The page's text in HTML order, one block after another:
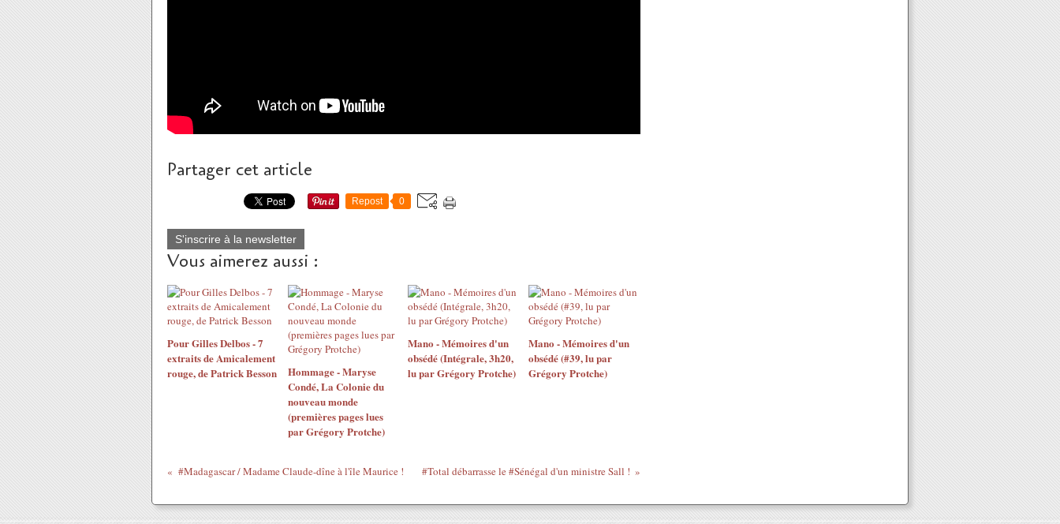
Partager cet article
Repost 0
S'inscrire à la newsletter
Vous aimerez aussi :
Pour Gilles Delbos - 7
extraits de Amicalement
rouge, de Patrick Besson
Hommage - Maryse
Condé, La Colonie du
nouveau monde
(premières pages lues
par Grégory Protche)
Mano - Mémoires d'un
obsédé (Intégrale, 3h20,
lu par Grégory Protche)
Mano - Mémoires d'un
obsédé (#39, lu par
Grégory Protche)
#Madagascar / Madame Claude-dîne à l'île Maurice ! #Total débarrasse le #Sénégal d'un ministre Sall !